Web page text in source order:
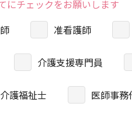
にチェックをお願いします
准看護師
介護支援専門員
介護福祉士 医師事務